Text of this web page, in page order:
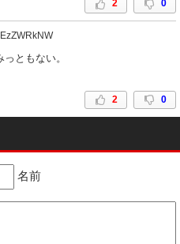
2 0
ともない。
2 0
名前